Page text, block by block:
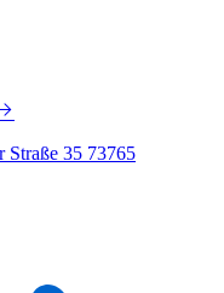
Straße 35 73765